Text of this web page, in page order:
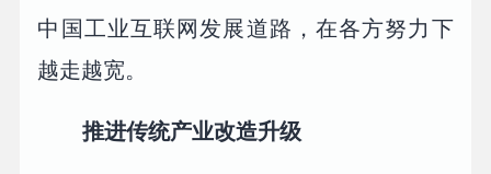
中国工业互联网发展道路，在各方努力下
越走越宽。
推进传统产业改造升级